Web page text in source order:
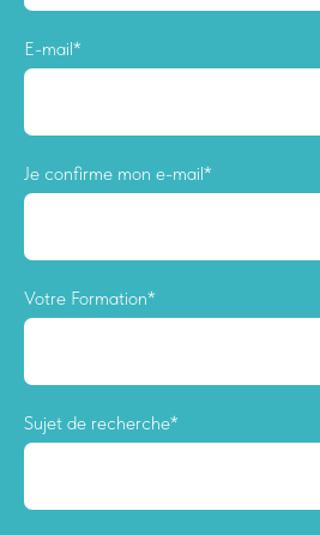
E-mail*
Je confirme mon e-mail*
Votre Formation*
Sujet de recherche*